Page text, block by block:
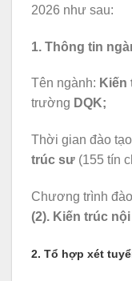
2026 như sau:
1. Thông tin
Tên ngành: Kiến
trường DQK;
Thời gian đào
trúc sư (155 tín
Chương trình
(2). Kiến trúc
2. Tổ hợp xét